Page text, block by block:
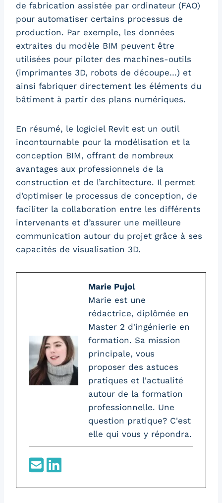
de fabrication assistée par ordinateur (FAO)
pour automatiser certains processus de
production. Par exemple, les données
extraites du modèle BIM peuvent être
utilisées pour piloter des machines-outils
(imprimantes 3D, robots de découpe…) et
ainsi fabriquer directement les éléments du
bâtiment à partir des plans numériques.
En résumé, le logiciel Revit est un outil
incontournable pour la modélisation et la
conception BIM, offrant de nombreux
avantages aux professionnels de la
construction et de l’architecture. Il permet
d’optimiser le processus de conception, de
faciliter la collaboration entre les différents
intervenants et d’assurer une meilleure
communication autour du projet grâce à ses
capacités de visualisation 3D.
Marie Pujol
Marie est une
rédactrice, diplômée en
Master 2 d'ingénierie en
formation. Sa mission
principale, vous
proposer des astuces
pratiques et l'actualité
autour de la formation
professionnelle. Une
question pratique? C'est
elle qui vous y répondra.